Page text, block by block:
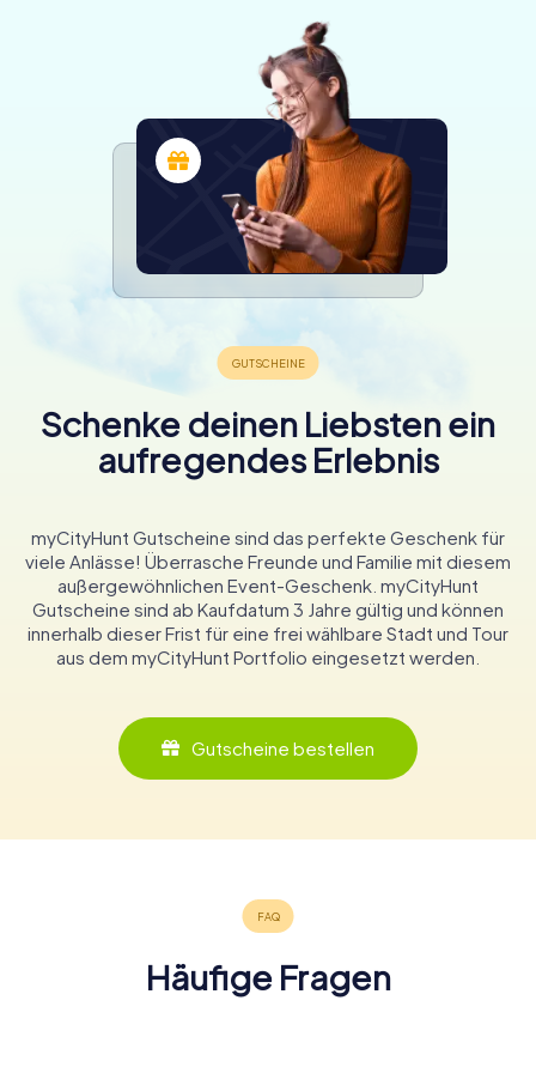
Schenke deinen Liebsten ein
aufregendes Erlebnis
myCityHunt Gutscheine sind das perfekte Geschenk für
viele Anlässe! Überrasche Freunde und Familie mit diesem
außergewöhnlichen Event-Geschenk. myCityHunt
Gutscheine sind ab Kaufdatum 3 Jahre gültig und können
innerhalb dieser Frist für eine frei wählbare Stadt und Tour
aus dem myCityHunt Portfolio eingesetzt werden.
Gutscheine bestellen
Häufige Fragen